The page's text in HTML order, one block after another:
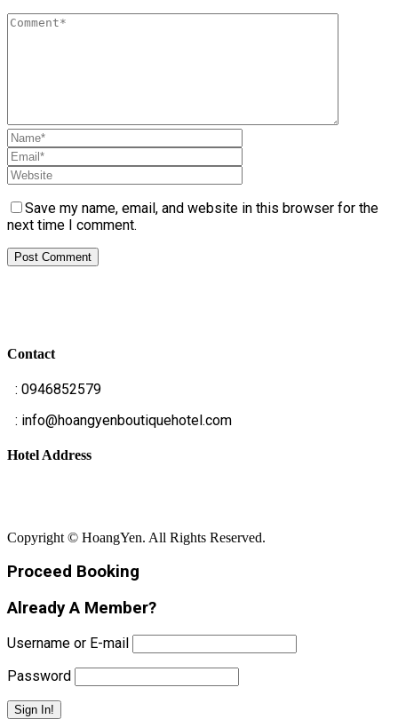
Save my name, email, and website in this browser for the
next time I comment.
Contact
: 0946852579
: info@hoangyenboutiquehotel.com
Hotel Address
Copyright © HoangYen. All Rights Reserved.
Proceed Booking
Already A Member?
Username or E-mail
Password